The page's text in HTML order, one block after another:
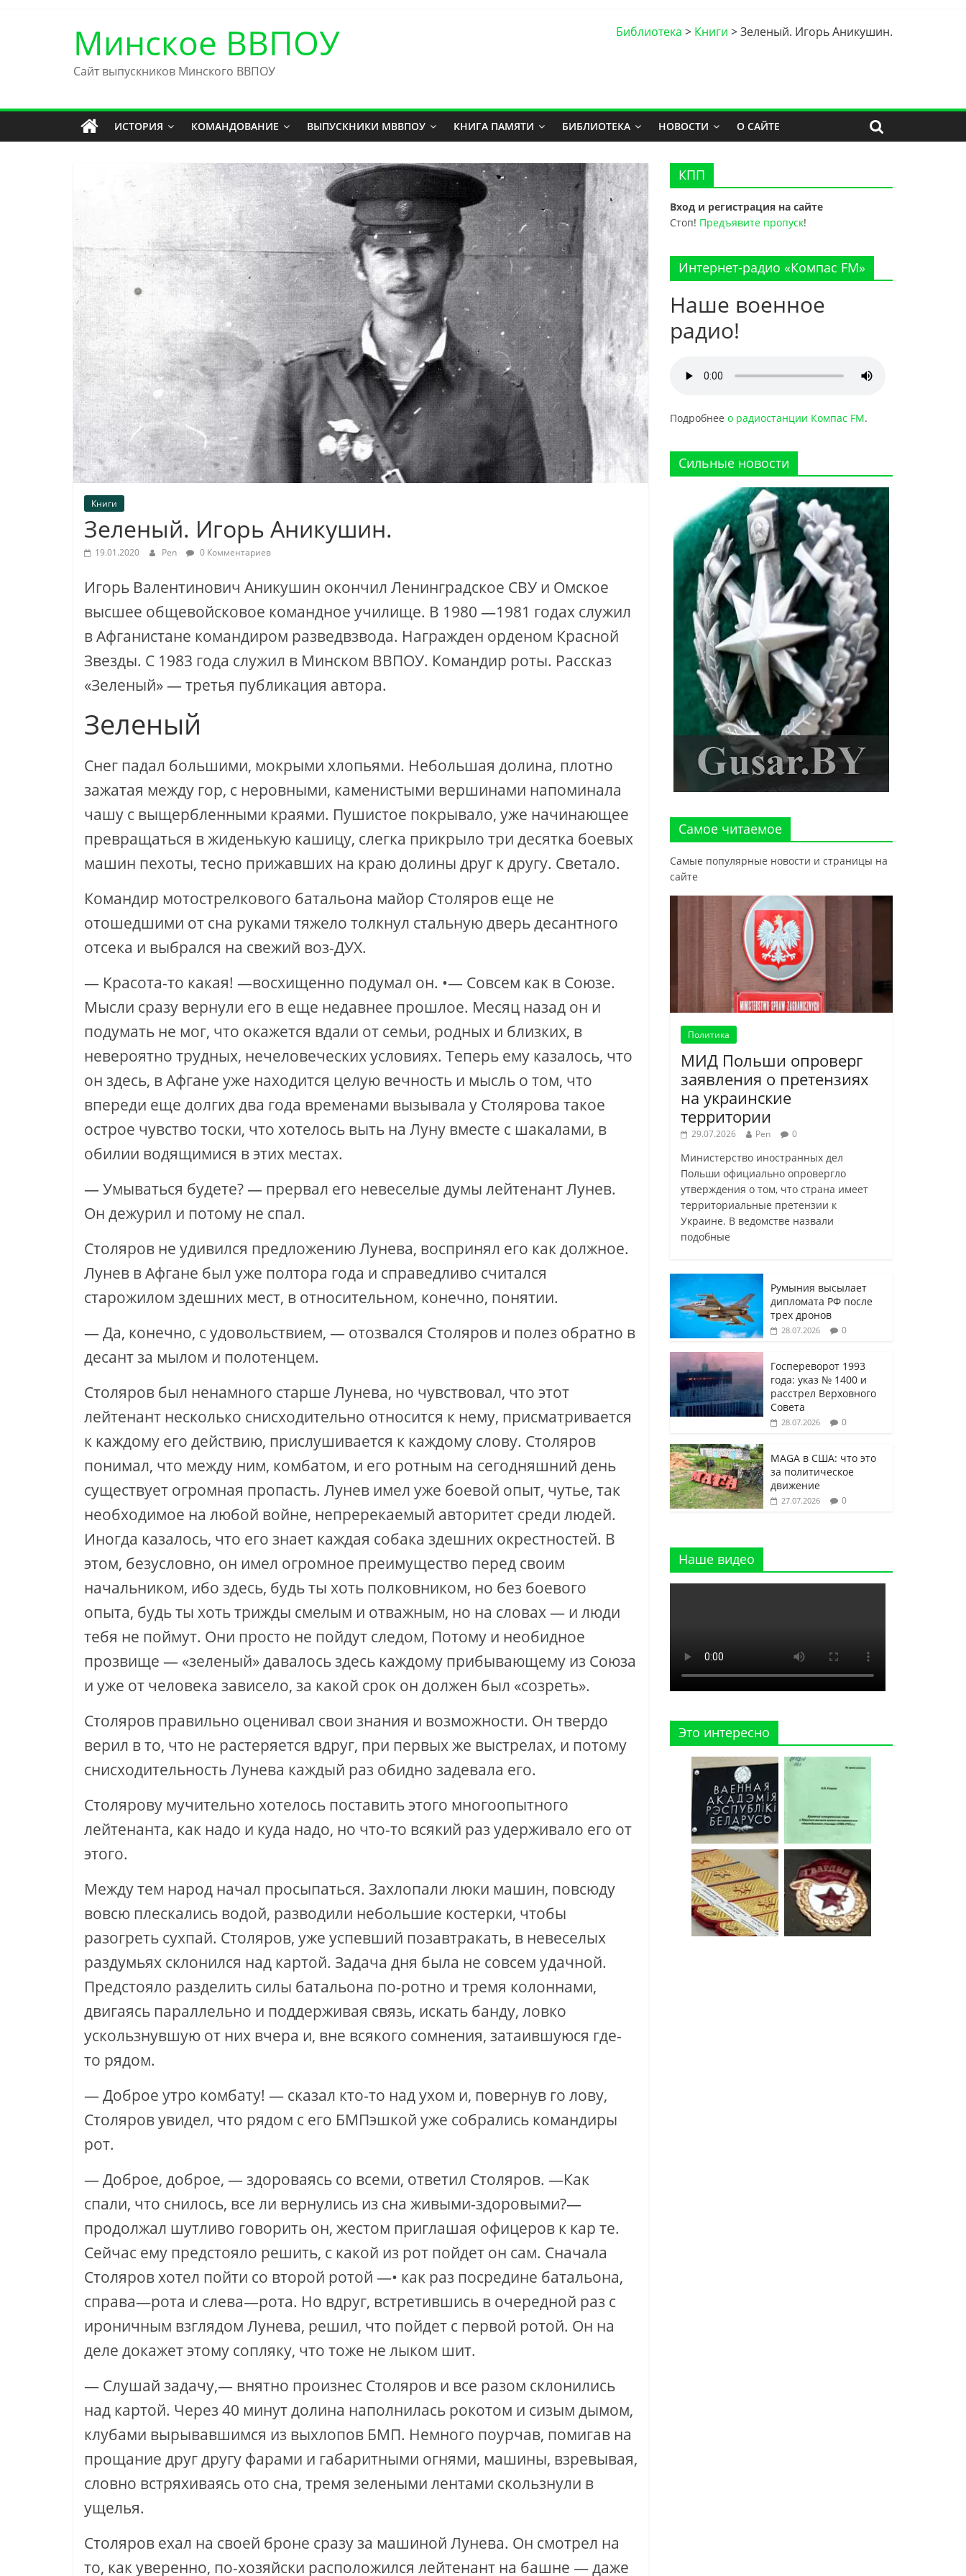
Минское ВВПОУ
Сайт выпускников Минского ВВПОУ
Библиотека > Книги >Зеленый. Игорь Аникушин.
ИСТОРИЯ КОМАНДОВАНИЕ ВЫПУСКНИКИ МВВПОУ КНИГА ПАМЯТИ БИБЛИОТЕКА НОВОСТИ О САЙТЕ
Книги
Зеленый. Игорь Аникушин.
19.01.2020 Pen 0 Комментариев
Игорь Валентинович Аникушин окончил Ленинградское СВУ и Омское
высшее общевойсковое командное училище. В 1980 —1981 годах служил
в Афганистане командиром разведвзвода. Награжден орденом Красной
Звезды. С 1983 года служил в Минском ВВПОУ. Командир роты. Рассказ
«Зеленый» — третья публикация автора.
Зеленый
Снег падал большими, мокрыми хлопьями. Небольшая долина, плотно
зажатая между гор, с неровными, каменистыми вершинами напоминала
чашу с выщербленными краями. Пушистое покрывало, уже начинающее
превращаться в жиденькую кашицу, слегка прикрыло три десятка боевых
машин пехоты, тесно прижавших на краю долины друг к другу. Светало.
Командир мотострелкового батальона майор Столяров еще не
отошедшими от сна руками тяжело толкнул стальную дверь десантного
отсека и выбрался на свежий воз-ДУХ.
— Красота-то какая! —восхищенно подумал он. •— Совсем как в Союзе.
Мысли сразу вернули его в еще недавнее прошлое. Месяц назад он и
подумать не мог, что окажется вдали от семьи, родных и близких, в
невероятно трудных, нечеловеческих условиях. Теперь ему казалось, что
он здесь, в Афгане уже находится целую вечность и мысль о том, что
впереди еще долгих два года временами вызывала у Столярова такое
острое чувство тоски, что хотелось выть на Луну вместе с шакалами, в
обилии водящимися в этих местах.
— Умываться будете? — прервал его невеселые думы лейтенант Лунев.
Он дежурил и потому не спал.
Столяров не удивился предложению Лунева, воспринял его как должное.
Лунев в Афгане был уже полтора года и справедливо считался
старожилом здешних мест, в относительном, конечно, понятии.
— Да, конечно, с удовольствием, — отозвался Столяров и полез обратно в
десант за мылом и полотенцем.
Столяров был ненамного старше Лунева, но чувствовал, что этот
лейтенант несколько снисходительно относится к нему, присматривается
к каждому его действию, прислушивается к каждому слову. Столяров
понимал, что между ним, комбатом, и его ротным на сегодняшний день
существует огромная пропасть. Лунев имел уже боевой опыт, чутье, так
необходимое на любой войне, непререкаемый авторитет среди людей.
Иногда казалось, что его знает каждая собака здешних окрестностей. В
этом, безусловно, он имел огромное преимущество перед своим
начальником, ибо здесь, будь ты хоть полковником, но без боевого
опыта, будь ты хоть трижды смелым и отважным, но на словах — и люди
тебя не поймут. Они просто не пойдут следом, Потому и необидное
прозвище — «зеленый» давалось здесь каждому прибывающему из Союза
и уже от человека зависело, за какой срок он должен был «созреть».
Столяров правильно оценивал свои знания и возможности. Он твердо
верил в то, что не растеряется вдруг, при первых же выстрелах, и потому
снисходительность Лунева каждый раз обидно задевала его.
Столярову мучительно хотелось поставить этого многоопытного
лейтенанта, как надо и куда надо, но что-то всякий раз удерживало его от
этого.
Между тем народ начал просыпаться. Захлопали люки машин, повсюду
вовсю плескались водой, разводили небольшие костерки, чтобы
разогреть сухпай. Столяров, уже успевший позавтракать, в невеселых
раздумьях склонился над картой. Задача дня была не совсем удачной.
Предстояло разделить силы батальона по-ротно и тремя колоннами,
двигаясь параллельно и поддерживая связь, искать банду, ловко
ускользнувшую от них вчера и, вне всякого сомнения, затаившуюся где-
то рядом.
— Доброе утро комбату! — сказал кто-то над ухом и, повернув го лову,
Столяров увидел, что рядом с его БМПэшкой уже собрались командиры
рот.
— Доброе, доброе, — здороваясь со всеми, ответил Столяров. —Как
спали, что снилось, все ли вернулись из сна живыми-здоровыми?—
продолжал шутливо говорить он, жестом приглашая офицеров к кар те.
Сейчас ему предстояло решить, с какой из рот пойдет он сам. Сначала
Столяров хотел пойти со второй ротой —• как раз посредине батальона,
справа—рота и слева—рота. Но вдруг, встретившись в очередной раз с
ироничным взглядом Лунева, решил, что пойдет с первой ротой. Он на
деле докажет этому сопляку, что тоже не лыком шит.
— Слушай задачу,— внятно произнес Столяров и все разом склонились
над картой. Через 40 минут долина наполнилась рокотом и сизым дымом,
клубами вырывавшимся из выхлопов БМП. Немного поурчав, помигав на
прощание друг другу фарами и габаритными огнями, машины, взревывая,
словно встряхиваясь ото сна, тремя зелеными лентами скользнули в
ущелья.
Столяров ехал на своей броне сразу за машиной Лунева. Он смотрел на
то, как уверенно, по-хозяйски расположился лейтенант на башне — даже
КПП
Вход и регистрация на сайте
Стоп! Предъявите пропуск!
Интернет-радио «Компас FM»
Наше военное
радио!
Подробнее о радиостанции Компас FM.
Сильные новости
Самое читаемое
Самые популярные новости и страницы на
сайте
Политика
МИД Польши опроверг
заявления о претензиях
на украинские
территории
29.07.2026 Pen 0
Министерство иностранных дел
Польши официально опровергло
утверждения о том, что страна имеет
территориальные претензии к
Украине. В ведомстве назвали
подобные
Румыния высылает
дипломата РФ после
трех дронов
28.07.2026 0
Госпереворот 1993
года: указ № 1400 и
расстрел Верховного
Совета
28.07.2026 0
MAGA в США: что это
за политическое
движение
27.07.2026 0
Наше видео
Это интересно